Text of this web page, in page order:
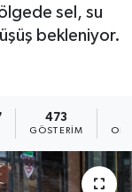
sel, su
bekleniyor.
473
GÖSTERIM